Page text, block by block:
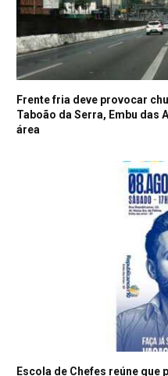
Frente fria deve provocar
Taboão da Serra, Embu das
área
Escola de Chefes reúne que